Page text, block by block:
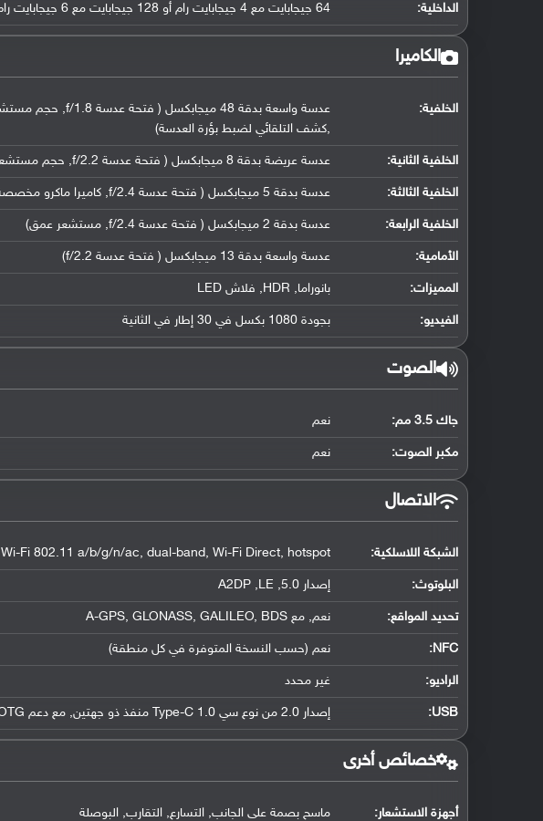
الداخلية: 64 جيجابايت مع 4 جيجابايت رام أو 128 جيجابايت مع 6 جيجابايت رام أو 128 جيجابايت مع 8 جيجابايت رام
الكاميرا
الخلفية:
,كشف التلقائي لضبط بؤرة العدسة)
الخلفية الثانية: عدسة عريضة بدقة 8 ميجابكسل ( فتحة عدسة f/2.2, حجم مستشعر 1/4.0" ( 123° ), حجم البكسل 1.12 مايكرومتر)
الخلفية الثالثة: عدسة بدقة 5 ميجابكسل ( فتحة عدسة f/2.4, كاميرا ماكرو مخصصة)
الخلفية الرابعة: عدسة بدقة 2 ميجابكسل ( فتحة عدسة f/2.4, مستشعر عمق)
الأمامية: عدسة واسعة بدقة 13 ميجابكسل ( فتحة عدسة f/2.2)
المميزات: بانوراما, HDR, فلاش LED
الفيديو: بجودة 1080 بكسل في 30 إطار في الثانية
الصوت
جاك 3.5 مم: نعم
مكبر الصوت: نعم
الاتصال
الشبكة اللاسلكية: Wi-Fi 802.11 a/b/g/n/ac, dual-band, Wi-Fi Direct, hotspot
البلوتوث: إصدار 5.0, A2DP ,LE
تحديد المواقع: نعم, مع A-GPS, GLONASS, GALILEO, BDS
NFC
: نعم (حسب النسخة المتوفرة في كل منطقة)
الراديو: غير محدد
USB
: إصدار 2.0 من نوع سي Type-C 1.0 منفذ ذو جهتين, مع دعم OTG
خصائص أخرى
أجهزة الاستشعار: ماسح بصمة على الجانب, التسارع, التقارب, البوصلة